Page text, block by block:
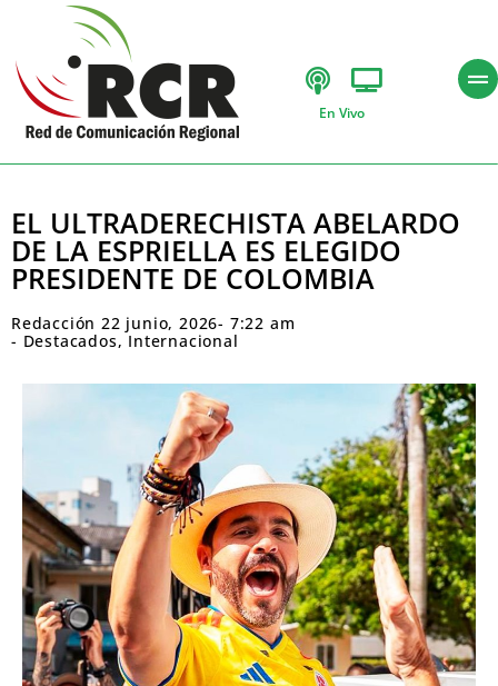
En Vivo
EL ULTRADERECHISTA ABELARDO
DE LA ESPRIELLA ES ELEGIDO
PRESIDENTE DE COLOMBIA
Redacción 22 junio, 2026- 7:22 am
- Destacados, Internacional